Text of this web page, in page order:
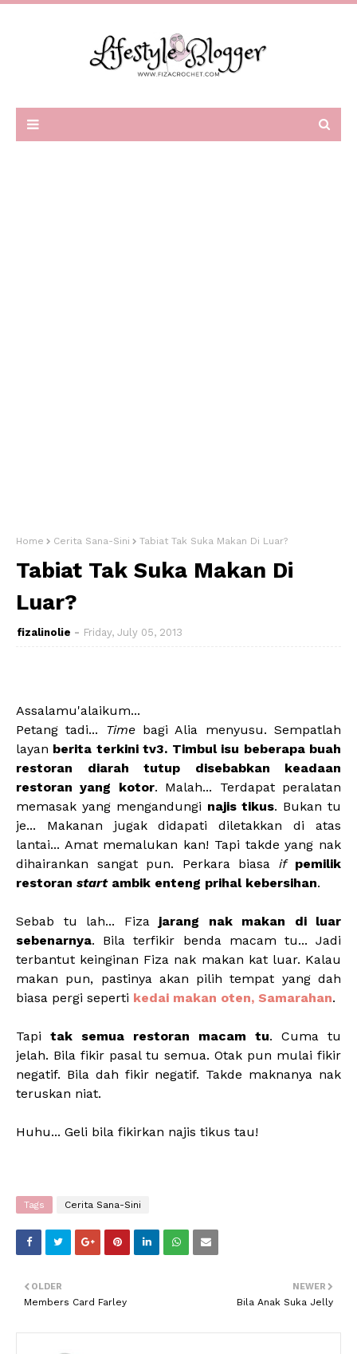
Home Cerita Sana-Sini Tabiat Tak Suka Makan Di Luar?
Tabiat Tak Suka Makan Di
Luar?
fizalinolie Friday, July 05, 2013
Assalamu'alaikum...
Petang tadi... Timebagi Alia menyusu. Sempatlah
layan berita terkini tv3. Timbul isu beberapa buah
restoran diarah tutup disebabkan keadaan
restoran yang kotor. Malah... Terdapat peralatan
memasak yang mengandungi najis tikus. Bukan tu
je... Makanan jugak didapati diletakkan di atas
lantai... Amat memalukan kan! Tapi takde yang nak
dihairankan sangat pun. Perkara biasa if
pemilik
restoran startambik enteng prihal kebersihan.
Sebab tu lah... Fizajarang nak makan di luar
sebenarnya. Bila terfikir benda macam tu... Jadi
terbantut keinginan Fiza nak makan kat luar. Kalau
makan pun, pastinya akan pilih tempat yang dah
biasa pergi seperti kedai makan oten, Samarahan.
Tapi tak semua restoran macam tu. Cuma tu
jelah. Bila fikir pasal tu semua. Otak pun mulai fikir
negatif. Bila dah fikir negatif. Takde maknanya nak
teruskan niat.
Huhu... Geli bila fikirkan najis tikus tau!
Tags Cerita Sana-Sini
NEWER
Bila Anak Suka Jelly
OLDER
Members Card Farley